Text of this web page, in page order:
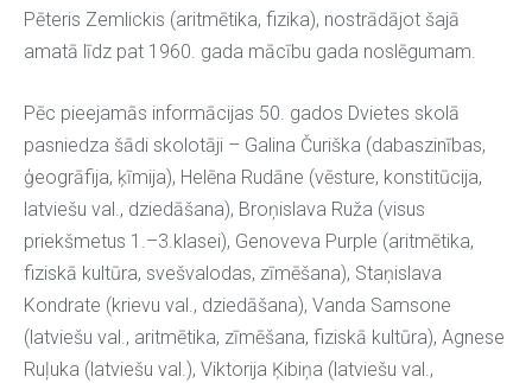
Pēteris Zemlickis (aritmētika, fizika), nostrādājot šajā
amatā līdz pat 1960. gada mācību gada noslēgumam.
Pēc pieejamās informācijas 50. gados Dvietes skolā
pasniedza šādi skolotāji – Galina Čuriška (dabaszinības,
ģeogrāfija, ķīmija), Helēna Rudāne (vēsture, konstitūcija,
latviešu val., dziedāšana), Broņislava Ruža (visus
priekšmetus 1.–3.klasei), Genoveva Purple (aritmētika,
fiziskā kultūra, svešvalodas, zīmēšana), Staņislava
Kondrate (krievu val., dziedāšana), Vanda Samsone
(latviešu val., aritmētika, zīmēšana, fiziskā kultūra), Agnese
Ruļuka (latviešu val.), Viktorija Ķibiņa (latviešu val.,